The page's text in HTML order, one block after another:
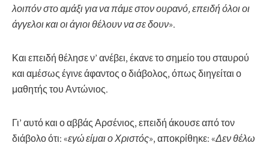
λοιπόν στο αμάξι για να πάμε στον ουρανό, επειδή όλοι οι
άγγελοι και οι άγιοι θέλουν να σε δουν».
Και επειδή θέλησε ν’ ανέβει, έκανε το σημείο του σταυρού
και αμέσως έγινε άφαντος ο διάβολος, όπως διηγείται ο
μαθητής του Αντώνιος.
Γι’ αυτό και ο αββάς Αρσένιος, επειδή άκουσε από τον
διάβολο ότι: «εγώ είμαι ο Χριστός», αποκρίθηκε: «Δεν θέλω